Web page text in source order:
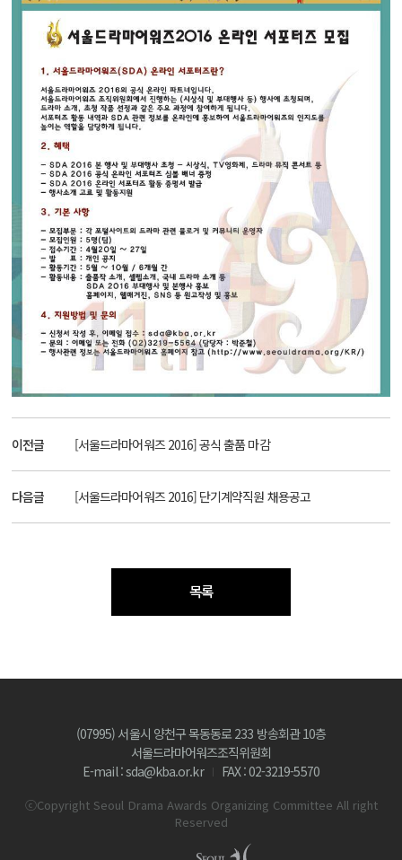
이전글 [서울드라마어워즈 2016] 공식 출품 마감
다음글 [서울드라마어워즈 2016] 단기계약직원 채용공고
목록
(07995) 서울시 양천구 목동동로 233 방송회관 10층
서울드라마어워즈조직위원회
E-mail : sda@kba.or.kr
FAX : 02-3219-5570
ⓒCopyright Seoul Drama Awards Organizing Committee All right
Reserved